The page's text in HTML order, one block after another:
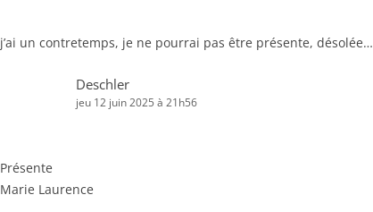
j’ai un contretemps, je ne pourrai pas être présente, désolée…
Deschler
jeu 12 juin 2025 à 21h56
Présente
Marie Laurence